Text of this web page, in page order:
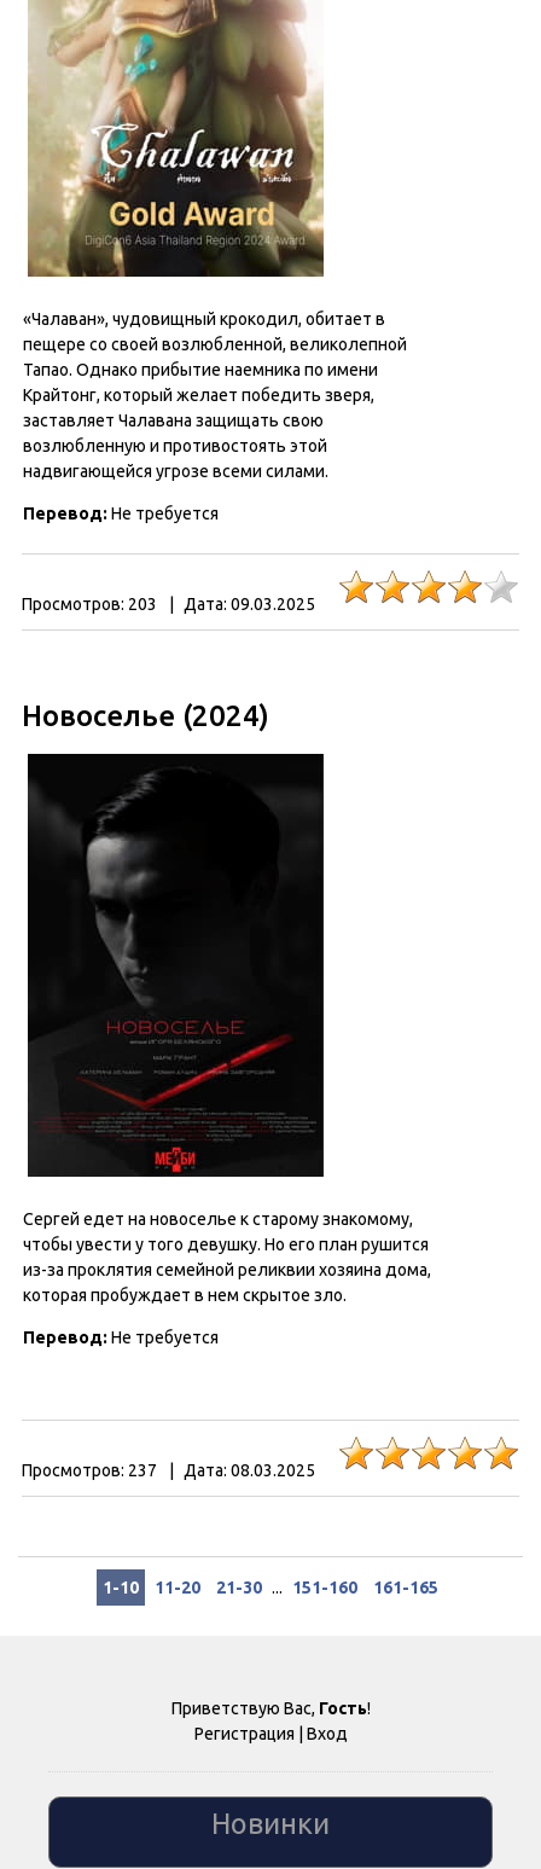
«Чалаван», чудовищный крокодил, обитает в
пещере со своей возлюбленной, великолепной
Тапао. Однако прибытие наемника по имени
Крайтонг, который желает победить зверя,
заставляет Чалавана защищать свою
возлюбленную и противостоять этой
надвигающейся угрозе всеми силами.
Перевод: Не требуется
Просмотров: 203 Дата: 09.03.2025
Новоселье (2024)
Сергей едет на новоселье к старому знакомому,
чтобы увести у того девушку. Но его план рушится
из-за проклятия семейной реликвии хозяина дома,
которая пробуждает в нем скрытое зло.
Перевод: Не требуется
Просмотров: 237 Дата: 08.03.2025
1-10 11-20 21-30 ... 151-160 161-165
Приветствую Вас, Гость!
Регистрация
Вход
Новинки